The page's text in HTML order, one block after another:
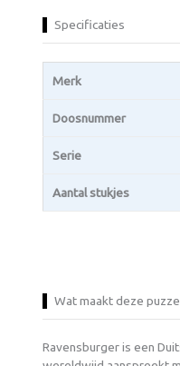
Specificaties
Merk
Doosnummer
Serie
Aantal stukjes
Wat maakt deze
Ravensburger is een